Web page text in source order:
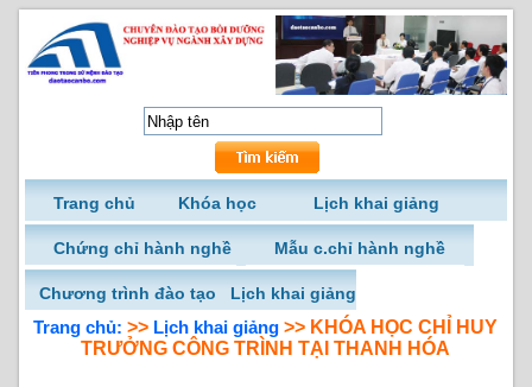
Trang chủ Khóa học Lịch khai giảng
Chứng chỉ hành nghề Mẫu c.chỉ hành nghề
Chương trình đào tạo Lịch khai giảng
Trang chủ: >> Lịch khai giảng >> KHÓA HỌC CHỈ HUY
TRƯỞNG CÔNG TRÌNH TẠI THANH HÓA